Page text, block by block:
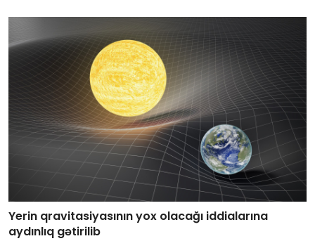
Yerin qravitasiyasının yox olacağı iddialarına
aydınlıq gətirilib